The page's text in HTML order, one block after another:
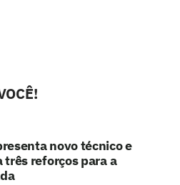
novo técnico e
três reforços para a